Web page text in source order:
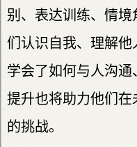
别、表达训练、情
们认识自我、理解
学会了如何与人沟
提升也将助力他们
的挑战。